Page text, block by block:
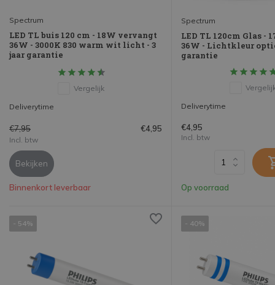
Spectrum
LED TL buis 120 cm - 18W vervangt
36W - 3000K 830 warm wit licht - 3
jaar garantie
Vergelijk
Deliverytime
€7,95 €4,95
Incl. btw
Bekijken
Binnenkort leverbaar
Spectrum
LED TL 120cm Glas -
36W - Lichtkleur
garantie
Deliverytime
€4,95
Incl. btw
Op voorraad
- 54% - 40%